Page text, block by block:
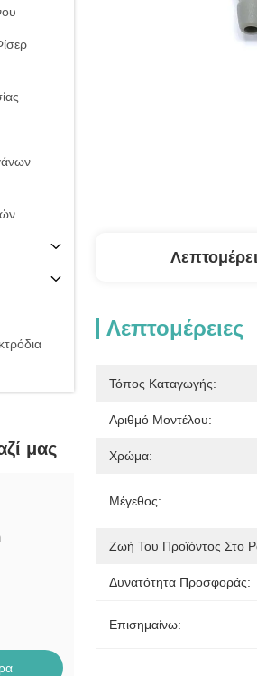
του
του
μας
Λεπτομέρειες
Τόπος Καταγωγής:
Αριθμό Μοντέλου:
Χρώμα:
Μέγεθος:
Ζωή Του Προϊόντος Στο
Δυνατότητα Προσφοράς:
Επισημαίνω: